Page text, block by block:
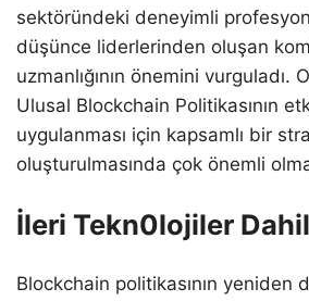
sektöründeki deneyimli
düşünce liderlerinden oluşan
uzmanlığının önemini vurguladı.
Ulusal Blockchain Politikasının
uygulanması için kapsamlı bir
oluşturulmasında çok önemli
İleri Tekn0lojiler
Blockchain politikasının yeniden